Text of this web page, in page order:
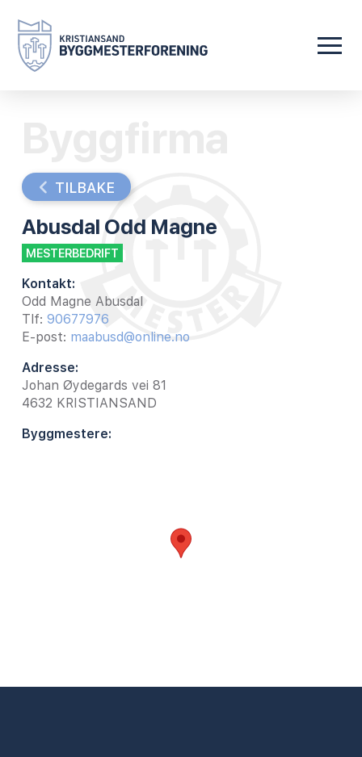
TILBAKE
Abusdal Odd Magne
MESTERBEDRIFT
Kontakt:
Odd Magne Abusdal
Tlf: 90677976
E-post: maabusd@online.no
Adresse:
Johan Øydegards vei 81
4632 KRISTIANSAND
Byggmestere: